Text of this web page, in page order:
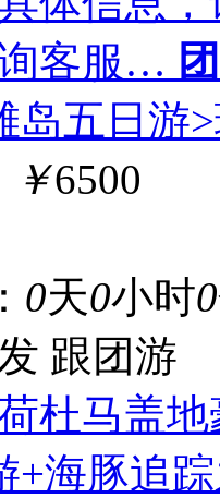
客服…
岛五日游
￥6500
0天0小时0
跟团游
杜马盖
+海豚追